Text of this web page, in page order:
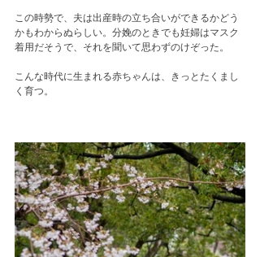
この時勢で、夫は出産時の立ち合いができるかどう
かもわからぬらしい。分娩のときでも妊婦はマスク
着用だそうで、それを聞いて思わずのけぞった。
こんな時代に生まれる赤ちゃんは、きっとたくまし
く育つ。